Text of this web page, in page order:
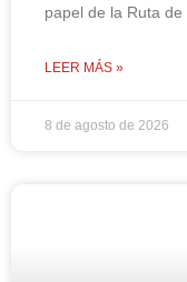
papel de la Ruta
LEER MÁS »
8 de agosto de 2026